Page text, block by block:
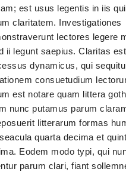
est usus legentis in iis
claritatem. Investigationes
lectores legere
ii legunt saepius. Claritas
dynamicus, qui
consuetudium
est notare quam littera
nunc putamus parum
litterarum formas
quarta decima et
Eodem modo typi, qui
parum clari, fiant